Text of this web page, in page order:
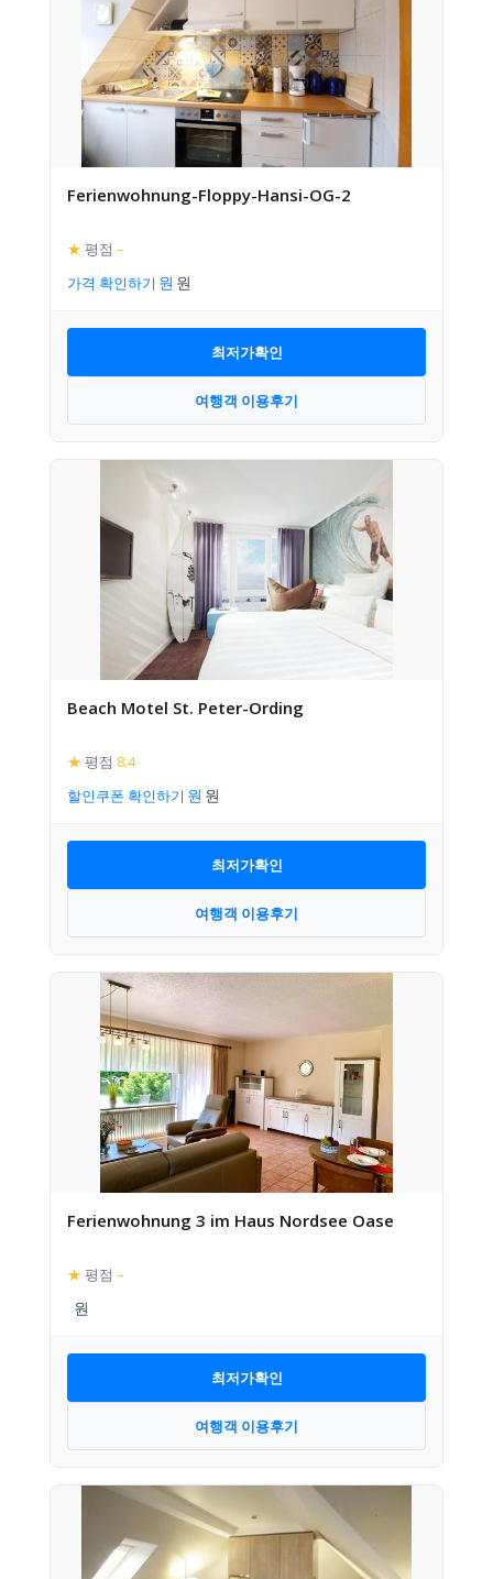
Ferienwohnung-Floppy-Hansi-OG-2
★ 평점 –
가격 확인하기
최저가확인
여행객 이용후기
Beach Motel St. Peter-Ording
★ 평점 8.4
할인쿠폰 확인하기
최저가확인
여행객 이용후기
Ferienwohnung 3 im Haus Nordsee Oase
★ 평점 –
최저가확인
여행객 이용후기